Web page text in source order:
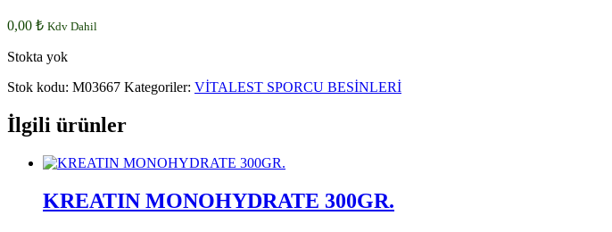
0,00 ₺ Kdv Dahil
Stokta yok
Stok kodu: M03667 Kategoriler: VİTALEST SPORCU BESİNLERİ
İlgili ürünler
KREATIN MONOHYDRATE 300GR.